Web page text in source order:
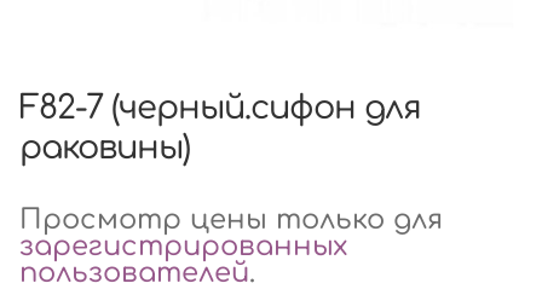
F82-7 (черный.сифон для
раковины)
Просмотр цены только для
зарегистрированных
пользователей.